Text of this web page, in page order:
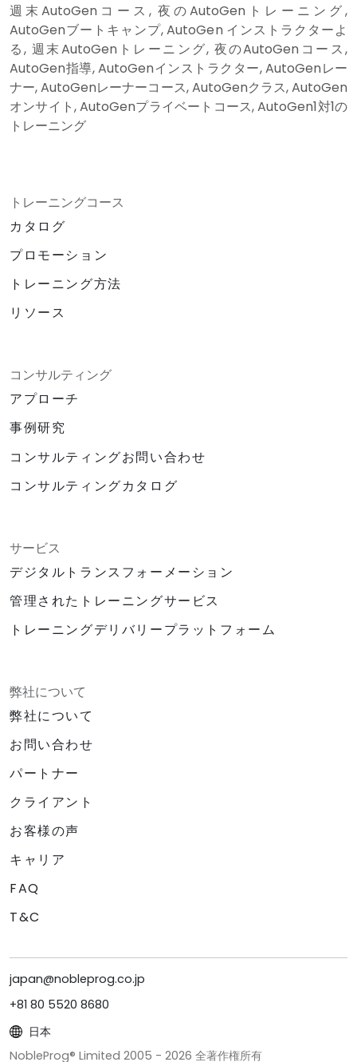
週末AutoGenコース, 夜のAutoGenトレーニング,
AutoGenブートキャンプ, AutoGen インストラクターよ
る, 週末AutoGenトレーニング, 夜のAutoGenコース,
AutoGen指導, AutoGenインストラクター, AutoGenレー
ナー, AutoGenレーナーコース, AutoGenクラス, AutoGen
オンサイト, AutoGenプライベートコース, AutoGen1対1の
トレーニング
トレーニングコース
カタログ
プロモーション
トレーニング方法
リソース
コンサルティング
アプローチ
事例研究
コンサルティングお問い合わせ
コンサルティングカタログ
サービス
デジタルトランスフォーメーション
管理されたトレーニングサービス
トレーニングデリバリープラットフォーム
弊社について
弊社について
お問い合わせ
パートナー
クライアント
お客様の声
キャリア
FAQ
T&C
japan@nobleprog.co.jp
+81 80 5520 8680
日本
NobleProg® Limited 2005 - 2026 全著作権所有